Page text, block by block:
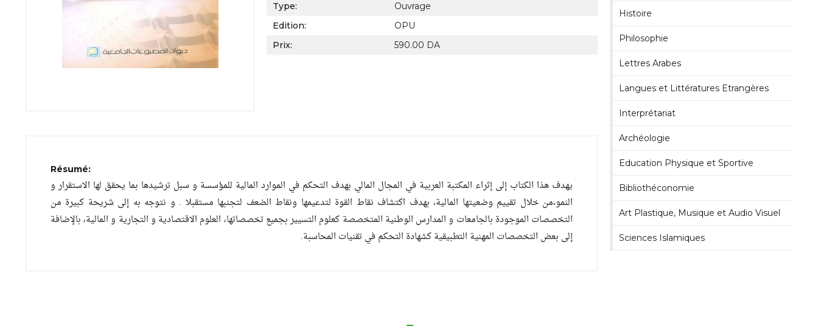
Type:
Ouvrage
Edition:
OPU
Prix:
590.00 DA
Résumé:
يهدف هذا الكتاب إلى إثراء المكتبة العربية في المجال المالي بهدف التحكم في الموارد المالية للمؤسسة و سبل ترشيدها بما يحقق لها الاستقرار و
النمو،من خلال تقييم وضعيتها المالية، بهدف اكتشاف نقاط القوة لتدعيمها ونقاط الضعف لتجنبها مستقبلا . و نتوجه به إلى شريحة كبيرة من
التخصصات الموجودة بالجامعات و المدارس الوطنية المتخصصة كعلوم التسيير بجميع تخصصاتها، العلوم الاقتصادية و التجارية و المالية، بالإضافة
إلى بعض التخصصات المهنية التطبيقية كشهادة التحكم في تقنيات المحاسبة.
Histoire
Philosophie
Lettres Arabes
Langues et Littératures Etrangères
Interprétariat
Archéologie
Education Physique et Sportive
Bibliothéconomie
Art Plastique, Musique et Audio Visuel
Sciences Islamiques